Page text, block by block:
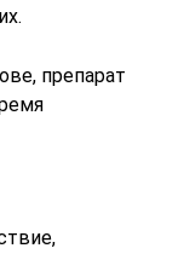
препарат